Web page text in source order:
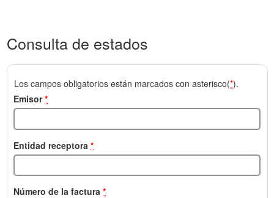
Consulta de estados
Los campos obligatorios están marcados con asterisco(*).
Emisor*
Entidad receptora *
Número de la factura *